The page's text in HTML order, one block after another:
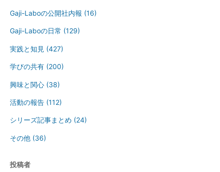
Gaji-Laboの公開社内報 (16)
Gaji-Laboの日常 (129)
実践と知見 (427)
学びの共有 (200)
興味と関心 (38)
活動の報告 (112)
シリーズ記事まとめ (24)
その他 (36)
投稿者